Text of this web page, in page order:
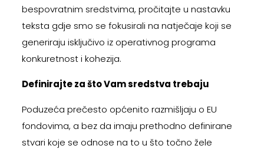
bespovratnim sredstvima, pročitajte u nastavku
teksta gdje smo se fokusirali na natječaje koji se
generiraju isključivo iz operativnog programa
konkuretnost i kohezija.
Definirajte za što Vam sredstva trebaju
Poduzeća prečesto općenito razmišljaju o EU
fondovima, a bez da imaju prethodno definirane
stvari koje se odnose na to u što točno žele